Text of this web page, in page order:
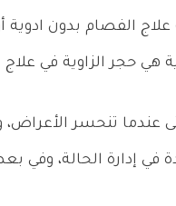
الفصام بدون ادوية
هي حجر الزاوية في
عندما تنحسر الأعراض،
في إدارة الحالة، وفي